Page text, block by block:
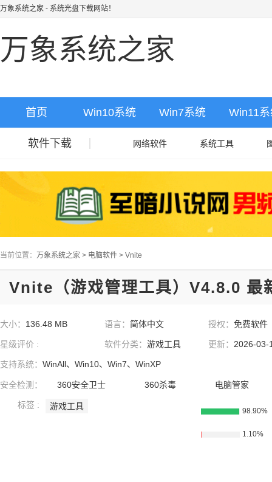
万象系统之家 - 系统光盘下载网站！
万象系统之家
首页 Win10系统 Win7系统 Win11
软件下载 网络软件 系统工具
当前位置： 万象系统之家 > 电脑软件 > Vnite
Vnite（游戏管理工具）V4.8.0 最
大小： 136.48 MB 语言： 简体中文 授权：免费软件
星级评价 : 软件分类： 游戏工具 更新： 2026-03-
支持系统： WinAll、Win10、Win7、WinXP
安全检测： 360安全卫士 360杀毒 电脑管家
标签 : 游戏工具 98.90%
1.10%